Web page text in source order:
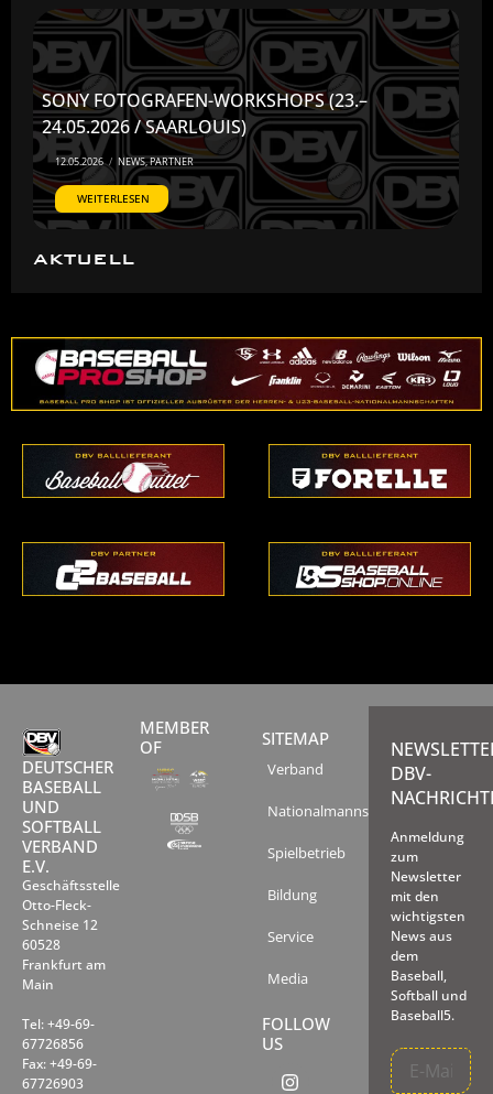
AKTUELL
SONY FOTOGRAFEN-WORKSHOPS (23.–
24.05.2026 / SAARLOUIS)
12.05.2026 / NEWS,PARTNER
WEITERLESEN
DEUTSCHER
BASEBALL
UND
SOFTBALL
VERBAND
E.V.
Geschäftsstelle
Otto-Fleck-
Schneise 12
60528
Frankfurt am
Main
Tel: +49-69-
67726856
Fax: +49-69-
67726903
MEMBER
OF
SITEMAP
Verband
Nationalmannschaften
Spielbetrieb
Bildung
Service
Media
FOLLOW
US
DBV-
Anmeldung
zum
Newsletter
mit den
wichtigsten
News aus
dem
Baseball,
Softball und
Baseball5.